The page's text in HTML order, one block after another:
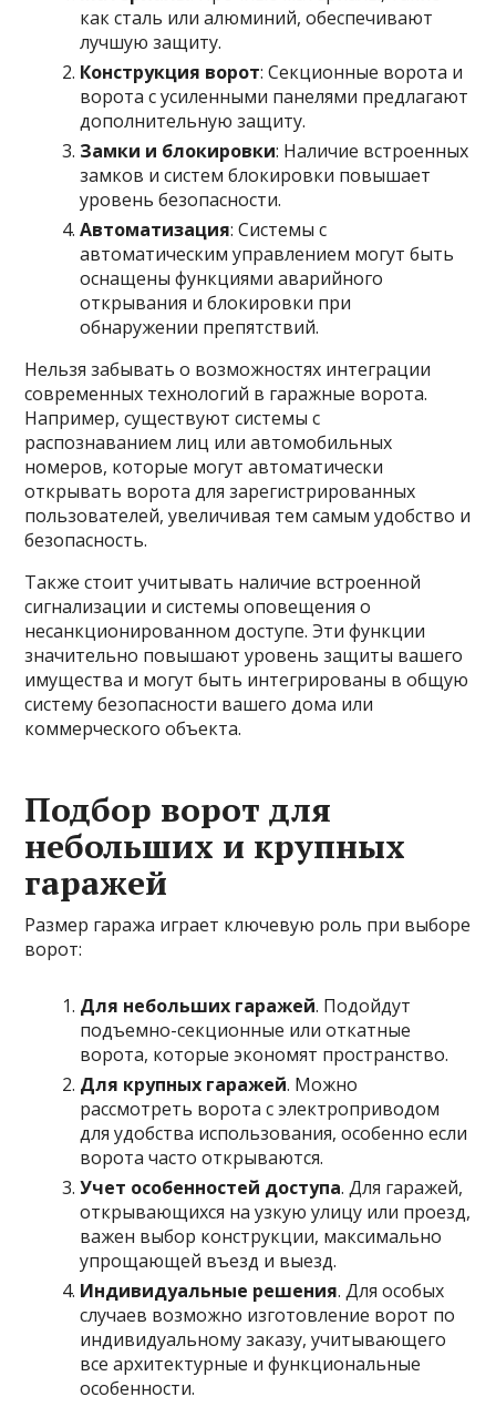
как сталь или алюминий, обеспечивают
лучшую защиту.
Конструкция ворот: Секционные ворота и
ворота с усиленными панелями предлагают
дополнительную защиту.
Замки и блокировки: Наличие встроенных
замков и систем блокировки повышает
уровень безопасности.
Автоматизация: Системы с
автоматическим управлением могут быть
оснащены функциями аварийного
открывания и блокировки при
обнаружении препятствий.
Нельзя забывать о возможностях интеграции
современных технологий в гаражные ворота.
Например, существуют системы с
распознаванием лиц или автомобильных
номеров, которые могут автоматически
открывать ворота для зарегистрированных
пользователей, увеличивая тем самым удобство и
безопасность.
Также стоит учитывать наличие встроенной
сигнализации и системы оповещения о
несанкционированном доступе. Эти функции
значительно повышают уровень защиты вашего
имущества и могут быть интегрированы в общую
систему безопасности вашего дома или
коммерческого объекта.
Подбор ворот для
небольших и крупных
гаражей
Размер гаража играет ключевую роль при выборе
ворот:
Для небольших гаражей. Подойдут
подъемно-секционные или откатные
ворота, которые экономят пространство.
Для крупных гаражей. Можно
рассмотреть ворота с электроприводом
для удобства использования, особенно если
ворота часто открываются.
Учет особенностей доступа. Для гаражей,
открывающихся на узкую улицу или проезд,
важен выбор конструкции, максимально
упрощающей въезд и выезд.
Индивидуальные решения. Для особых
случаев возможно изготовление ворот по
индивидуальному заказу, учитывающего
все архитектурные и функциональные
особенности.